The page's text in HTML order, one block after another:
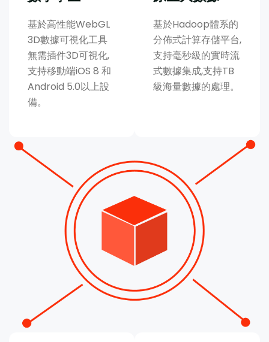
基於高性能WebGL
3D數據可視化工具
無需插件3D可視化,
支持移動端iOS 8 和
Android 5.0以上設
備。
基於Hadoop體系的
分佈式計算存儲平台,
支持毫秒級的實時流
式數據集成,支持TB
級海量數據的處理。